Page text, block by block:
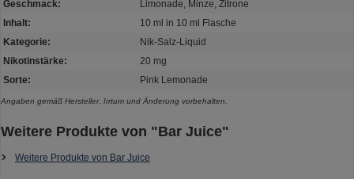
Geschmack:
Limonade, Minze, Zitrone
Inhalt:
10 ml in 10 ml Flasche
Kategorie:
Nik-Salz-Liquid
Nikotinstärke:
20 mg
Sorte:
Pink Lemonade
Angaben gemäß Hersteller. Irrtum und Änderung vorbehalten.
Weitere Produkte von "Bar Juice"
Weitere Produkte von Bar Juice